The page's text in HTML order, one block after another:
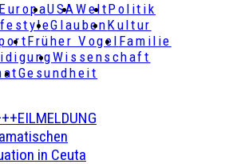
EuropaUSAWeltPolitik
GlaubenKultur
Früher Vogel Familie
Wissenschaft
Gesundheit
in Ceuta